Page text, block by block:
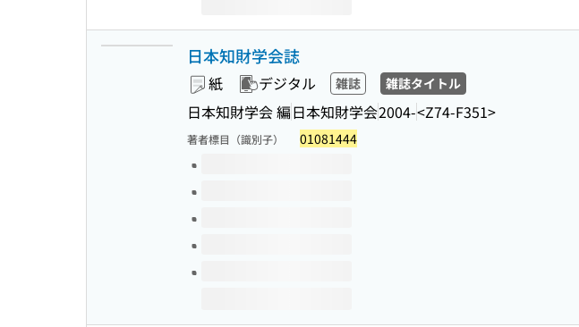
日本知財学会誌
紙 デジタル 雑誌 雑誌タイトル
日本知財学会 編日本知財学会2004-<Z74-F351>
著者標目（識別子） 01081444
このタイトルの巻号